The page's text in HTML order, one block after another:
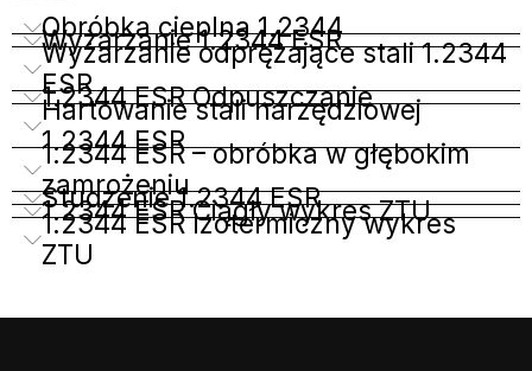
Obróbka cieplna 1.2344
Wyżarzanie 1.2344 ESR
Wyżarzanie odprężające stali 1.2344
ESR
1.2344 ESR Odpuszczanie
Hartowanie stali narzędziowej
1.2344 ESR
1.2344 ESR – obróbka w głębokim
zamrożeniu
Studzenie 1.2344 ESR
1.2344 ESR Ciągły wykres ZTU
1.2344 ESR Izotermiczny wykres
ZTU